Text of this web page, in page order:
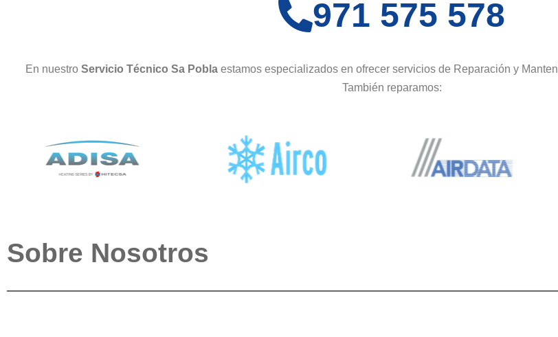
971 575 578
En nuestro Servicio Técnico Sa Pobla estamos especializados en ofrecer servicios de Reparación y
También reparamos:
Sobre Nosotros